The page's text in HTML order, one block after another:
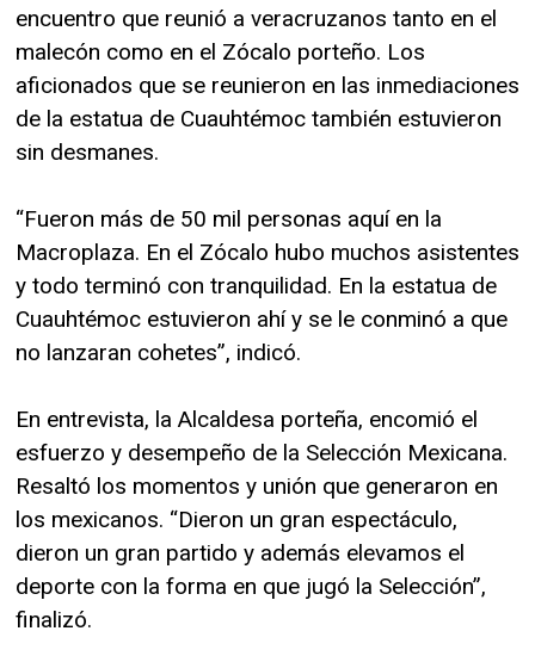
encuentro que reunió a veracruzanos tanto en el
malecón como en el Zócalo porteño. Los
aficionados que se reunieron en las inmediaciones
de la estatua de Cuauhtémoc también estuvieron
sin desmanes.
“Fueron más de 50 mil personas aquí en la
Macroplaza. En el Zócalo hubo muchos asistentes
y todo terminó con tranquilidad. En la estatua de
Cuauhtémoc estuvieron ahí y se le conminó a que
no lanzaran cohetes”, indicó.
En entrevista, la Alcaldesa porteña, encomió el
esfuerzo y desempeño de la Selección Mexicana.
Resaltó los momentos y unión que generaron en
los mexicanos. “Dieron un gran espectáculo,
dieron un gran partido y además elevamos el
deporte con la forma en que jugó la Selección”,
finalizó.